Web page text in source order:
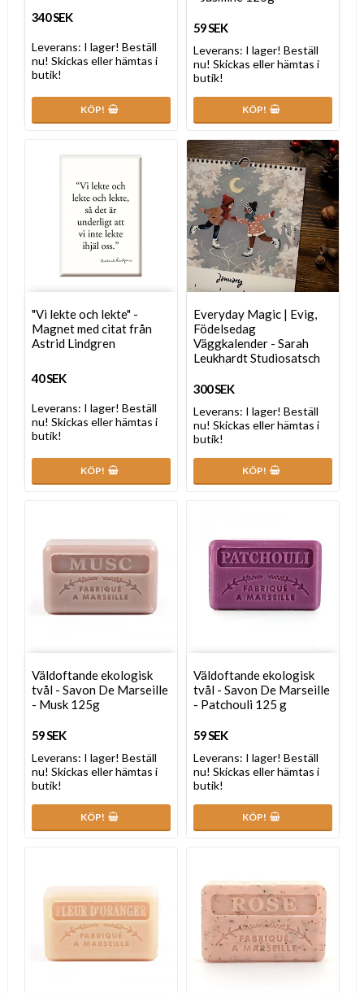
340 SEK
Leverans: I lager! Beställ
nu! Skickas eller hämtas i
butik!
KÖP!
59 SEK
Leverans: I lager! Beställ
nu! Skickas eller hämtas i
butik!
KÖP!
"Vi lekte och lekte" -
Magnet med citat från
Astrid Lindgren
40 SEK
Leverans: I lager! Beställ
nu! Skickas eller hämtas i
butik!
KÖP!
Everyday Magic | Evig,
Födelsedag
Väggkalender - Sarah
Leukhardt Studiosatsch
300 SEK
Leverans: I lager! Beställ
nu! Skickas eller hämtas i
butik!
KÖP!
Väldoftande ekologisk
tvål - Savon De Marseille
- Musk 125g
59 SEK
Leverans: I lager! Beställ
nu! Skickas eller hämtas i
butik!
KÖP!
Väldoftande ekologisk
tvål - Savon De Marseille
- Patchouli 125 g
59 SEK
Leverans: I lager! Beställ
nu! Skickas eller hämtas i
butik!
KÖP!